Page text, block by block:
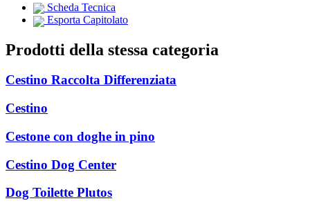
Scheda Tecnica
Esporta Capitolato
Prodotti della stessa categoria
Cestino Raccolta Differenziata
Cestino
Cestone con doghe in pino
Cestino Dog Center
Dog Toilette Plutos